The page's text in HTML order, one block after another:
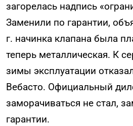
загорелась надпись
Заменили по гарантии,
г. начинка клапана была
теперь металлическая. К
зимы эксплуатации
Вебасто. Официальный
заморачиваться не стал,
гарантии.